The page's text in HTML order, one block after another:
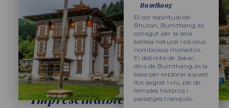
Bumthang
El cor espiritual de
Bhutan, Bumthang, és
conegut per la seva
bellesa natural i els seus
nombrosos monestirs.
El districte de Jakar,
dins de Bumthang, és la
base per explorar aquest
lloc sagrat i viu, ple de
temples històrics i
paisatges tranquils.
EL QUE NO ET POTS PERDRE
Imprescindibles